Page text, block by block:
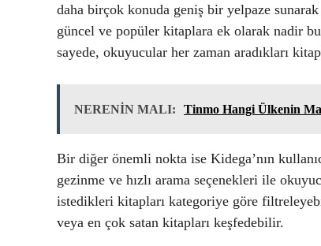
daha birçok konuda geniş bir yelpaze
güncel ve popüler kitaplara ek olarak nadir
sayede, okuyucular her zaman aradıkları
NERENİN MALI: Tinmo Hangi Ülkenin
Bir diğer önemli nokta ise Kidega’nın
gezinme ve hızlı arama seçenekleri ile
istedikleri kitapları kategoriye göre
veya en çok satan kitapları keşfedebilir.